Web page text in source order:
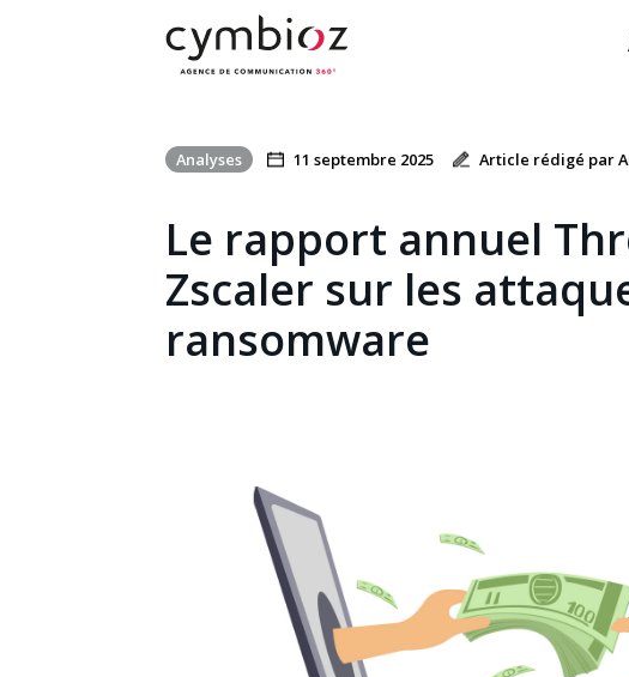
Analyses 11 septembre 2025 Article rédigé par
Le rapport annuel
Zscaler sur les
ransomware